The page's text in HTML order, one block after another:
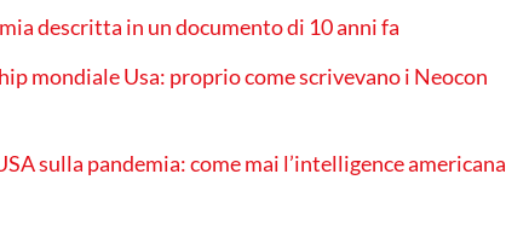
descritta in un documento di 10 anni fa
mondiale Usa: proprio come scrivevano i Neocon
sulla pandemia: come mai l’intelligence americana